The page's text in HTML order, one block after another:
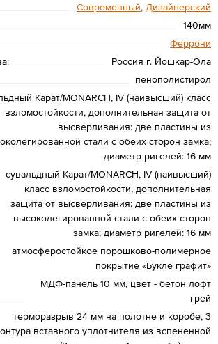
Современный, Дизайнерский
140мм
Феррони
Россия г. Йошкар-Ола
пенополистирол
Kарат/MONARCH, IV (наивысший) класс
взломостойкости, дополнительная защита от
высверливания: две пластины из
стали с обеих сторон замка;
диаметр ригелей: 16 мм
сувальдный Карат/MONARCH, IV (наивысший)
класс взломостойкости, дополнительная
защита от высверливания: две пластины из
высоколегированной стали с обеих сторон
замка; диаметр ригелей: 16 мм
атмосферостойкое порошково-полимерное
покрытие «Букле графит»
МДФ-панель 10 мм, цвет - бетон лофт
грей
терморазрыв 24 мм на полотне и коробе, 3
вставного уплотнителя из вспененной